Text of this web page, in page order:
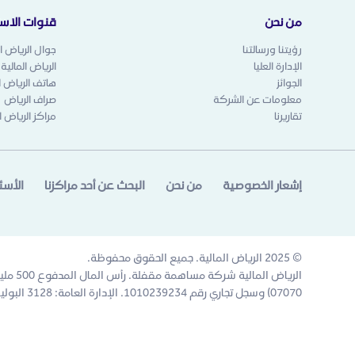
من نحن
رؤيتنا ورسالتنا
الإدارة العليا
الجوائز
معلومات عن الشركة
تقاريرنا
قنوات
جوال الرياض
الرياض
هاتف الرياض
صراف الرياض
مراكز الرياض
إشعار الخصوصية من نحن البحث عن أحد مراكزنا
© 2025 الرياض المالية. جميع الحقوق محفوظة.
07070) وسجل تجاري رقم 1010239234. الإدارة العامة: 3128 البوليفارد المالي، 6671 حي العقيق، الرياض 13519، المملكة العربية السعودية.